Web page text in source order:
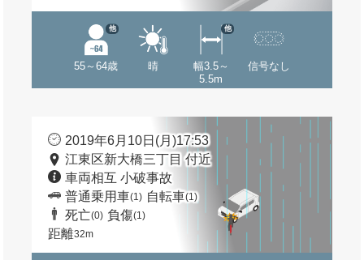
55～64歳
他
晴
幅3.5～
5.5m
他
信号なし
2019年6月10日(月)17:53
江東区新大橋三丁目 付近
車両相互 小破事故
普通乗用車(1) 自転車(1)
死亡(0) 負傷(1)
距離32m